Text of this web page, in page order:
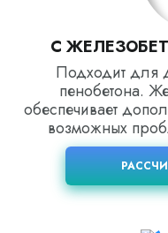
С
Подходит для
пенобетона.
обеспечивает
возможных